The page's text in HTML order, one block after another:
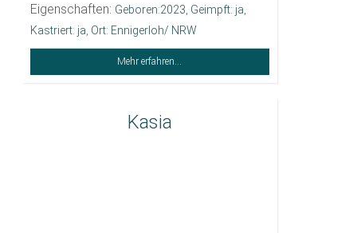
Eigenschaften: Geboren:2023 Geimpft: ja
Kastriert: ja Ort: Ennigerloh/ NRW
Mehr erfahren...
Kasia